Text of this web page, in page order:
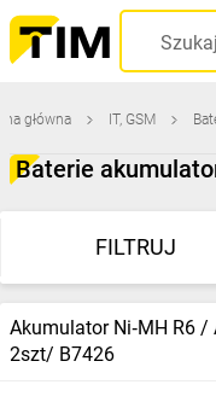
główna IT, GSM
Baterie
FILTRUJ
Akumulator Ni‑MH R6 /
2szt/ B7426